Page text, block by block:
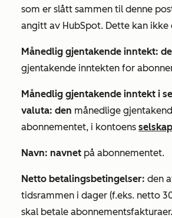
som er slått sammen til denne
angitt av HubSpot. Dette kan ikke
Månedlig gjentakende inntekt:
gjentakende inntekten for
Månedlig gjentakende inntekt i
valuta: den månedlige
abonnementet, i kontoens
Navn: navnet på abonnementet.
Netto betalingsbetingelser: den
tidsrammen i dager (f.eks. netto
skal betale abonnementsfakturaer.